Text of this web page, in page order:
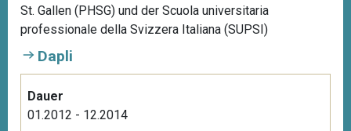
St. Gallen (PHSG) und der Scuola universitaria
professionale della Svizzera Italiana (SUPSI)
Dapli
Dauer
01.2012 - 12.2014